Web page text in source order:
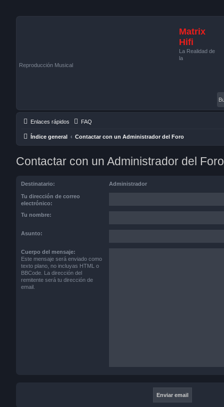
Matrix
Hifi
La Realidad de
la
Reproducción Musical
Enlaces rápidos FAQ
Índice general Contactar con un Administrador del Foro
Contactar con un Administrador del Foro
Destinatario: Administrador
Tu dirección de correo
electrónico:
Tu nombre:
Asunto:
Cuerpo del mensaje:
Este mensaje será enviado como
texto plano, no incluyas HTML o
BBCode. La dirección del
remitente será tu dirección de
email.